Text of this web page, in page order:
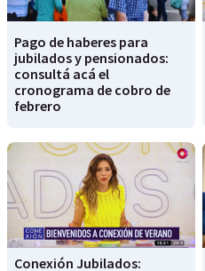
Pago de haberes para
jubilados y pensionados:
consultá acá el
cronograma de cobro de
febrero
Conexión Jubilados: